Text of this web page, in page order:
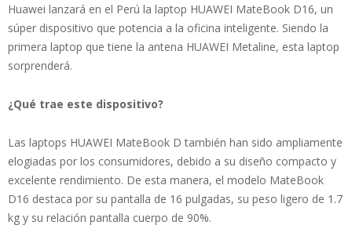
Huawei lanzará en el Perú la laptop HUAWEI MateBook D16, un
súper dispositivo que potencia a la oficina inteligente. Siendo la
primera laptop que tiene la antena HUAWEI Metaline, esta laptop
sorprenderá.
¿Qué trae este dispositivo?
Las laptops HUAWEI MateBook D también han sido ampliamente
elogiadas por los consumidores, debido a su diseño compacto y
excelente rendimiento. De esta manera, el modelo MateBook
D16 destaca por su pantalla de 16 pulgadas, su peso ligero de 1.7
kg y su relación pantalla cuerpo de 90%.